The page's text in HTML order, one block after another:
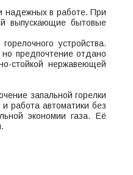
надежных в работе. При
выпускающие бытовые
устройства.
предпочтение отдано
стойкой нержавеющей
запальной горелки
работа автоматики без
экономии газа. Её